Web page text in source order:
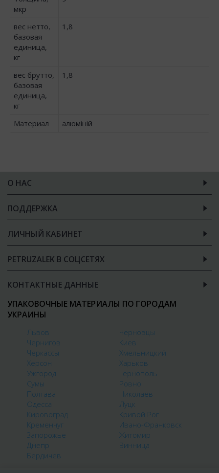
мкр
вес нетто,
базовая
единица,
кг
1,8
вес брутто,
базовая
единица,
кг
1,8
Материал алюміній
О НАС
ПОДДЕРЖКА
ЛИЧНЫЙ КАБИНЕТ
PETRUZALEK В СОЦСЕТЯХ
КОНТАКТНЫЕ ДАННЫЕ
УПАКОВОЧНЫЕ МАТЕРИАЛЫ ПО ГОРОДАМ
УКРАИНЫ
Львов
Черновцы
Чернигов
Киев
Черкассы
Хмельницкий
Херсон
Харьков
Ужгород
Тернополь
Сумы
Ровно
Полтава
Николаев
Одесса
Луцк
Кировоград
Кривой Рог
Кременчуг
Ивано-Франковск
Запорожье
Житомир
Днепр
Винница
Бердичев